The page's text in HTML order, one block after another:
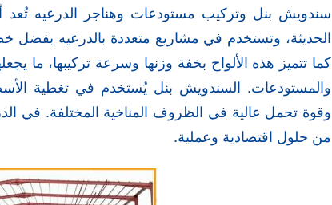
سندويش بنل وتركيب مستودعات وهناجر الدرعيه تُعد
الحديثة، وتستخدم في مشاريع متعددة بالدرعيه بفضل
كما تتميز هذه الألواح بخفة وزنها وسرعة تركيبها، ما
والمستودعات. السندويش بنل يُستخدم في تغطية
وقوة تحمل عالية في الظروف المناخية المختلفة. في
من حلول اقتصادية وعملية.